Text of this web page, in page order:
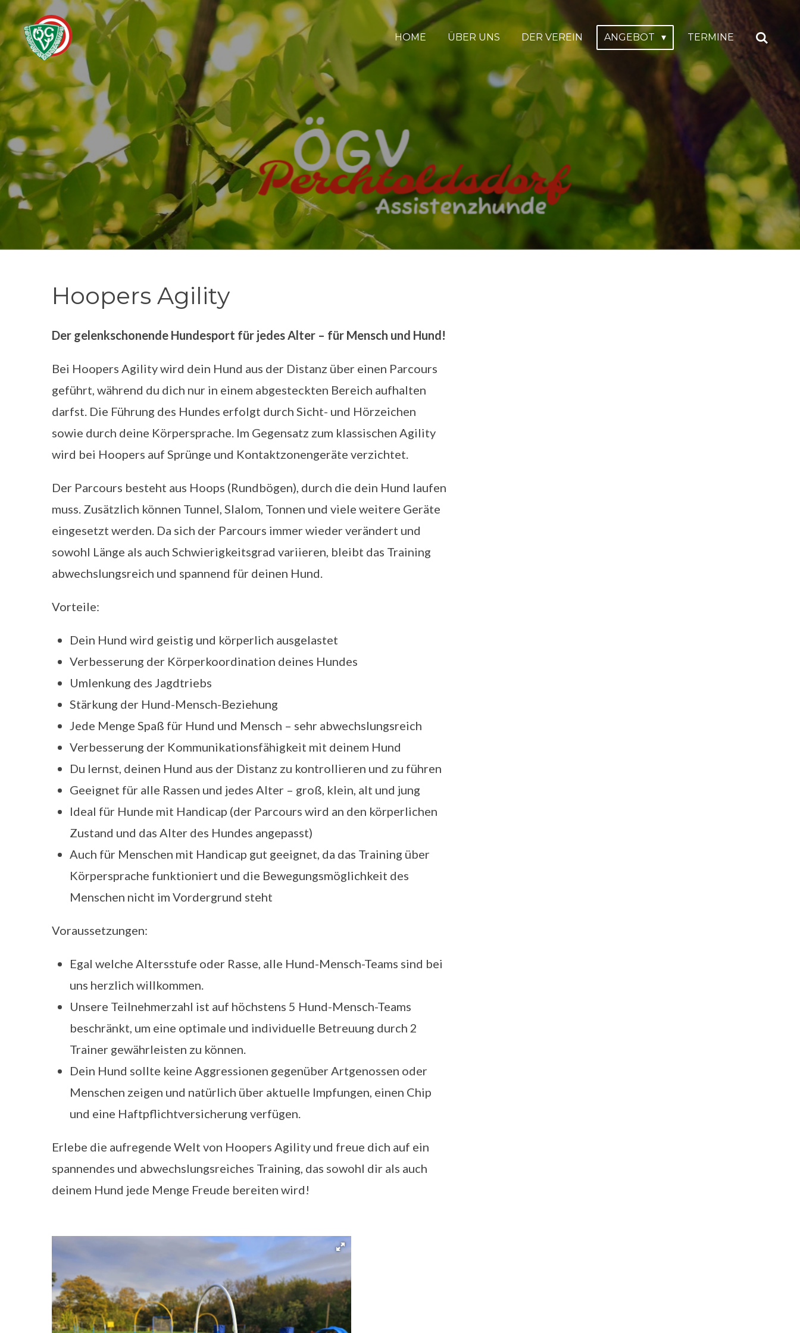
Zum
Hauptinhalt
springen
HOME ÜBER UNS DER VEREIN ANGEBOT TERMINE
Hoopers Agility
Der gelenkschonende Hundesport für jedes Alter – für Mensch und Hund!
Bei Hoopers Agility wird dein Hund aus der Distanz über einen Parcours
geführt, während du dich nur in einem abgesteckten Bereich aufhalten
darfst. Die Führung des Hundes erfolgt durch Sicht- und Hörzeichen
sowie durch deine Körpersprache. Im Gegensatz zum klassischen Agility
wird bei Hoopers auf Sprünge und Kontaktzonengeräte verzichtet.
Der Parcours besteht aus Hoops (Rundbögen), durch die dein Hund laufen
muss. Zusätzlich können Tunnel, Slalom, Tonnen und viele weitere Geräte
eingesetzt werden. Da sich der Parcours immer wieder verändert und
sowohl Länge als auch Schwierigkeitsgrad variieren, bleibt das Training
abwechslungsreich und spannend für deinen Hund.
Vorteile:
Dein Hund wird geistig und körperlich ausgelastet
Verbesserung der Körperkoordination deines Hundes
Umlenkung des Jagdtriebs
Stärkung der Hund-Mensch-Beziehung
Jede Menge Spaß für Hund und Mensch – sehr abwechslungsreich
Verbesserung der Kommunikationsfähigkeit mit deinem Hund
Du lernst, deinen Hund aus der Distanz zu kontrollieren und zu führen
Geeignet für alle Rassen und jedes Alter – groß, klein, alt und jung
Ideal für Hunde mit Handicap (der Parcours wird an den körperlichen
Zustand und das Alter des Hundes angepasst)
Auch für Menschen mit Handicap gut geeignet, da das Training über
Körpersprache funktioniert und die Bewegungsmöglichkeit des
Menschen nicht im Vordergrund steht
Voraussetzungen:
Egal welche Altersstufe oder Rasse, alle Hund-Mensch-Teams sind bei
uns herzlich willkommen.
Unsere Teilnehmerzahl ist auf höchstens 5 Hund-Mensch-Teams
beschränkt, um eine optimale und individuelle Betreuung durch 2
Trainer gewährleisten zu können.
Dein Hund sollte keine Aggressionen gegenüber Artgenossen oder
Menschen zeigen und natürlich über aktuelle Impfungen, einen Chip
und eine Haftpflichtversicherung verfügen.
Erlebe die aufregende Welt von Hoopers Agility und freue dich auf ein
spannendes und abwechslungsreiches Training, das sowohl dir als auch
deinem Hund jede Menge Freude bereiten wird!